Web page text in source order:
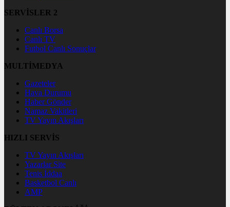
SERVİSLER 2
Canlı Borsa
Canlı TV
Futbol Canlı Sonuçlar
MULTİMEDYA
Gazeteler
Hava Durumu
Haber Gönder
Namaz Vakitleri
TV Yayın Akışları
HIZLI SERVİS
TV Yayın Akışları
Yazarlar Site
Tenis İddaa
Basketbol Canlı
AMP